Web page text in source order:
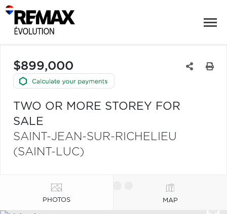
$899,000
TWO OR MORE STOREY FOR
SALE
SAINT-JEAN-SUR-RICHELIEU
(SAINT-LUC)
PHOTOS MAP